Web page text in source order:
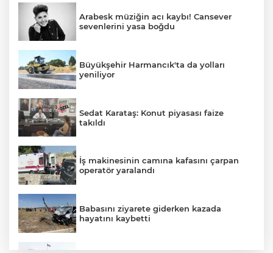
Arabesk müziğin acı kaybı! Cansever
sevenlerini yasa boğdu
Büyükşehir Harmancık'ta da yolları
yeniliyor
Sedat Karataş: Konut piyasası faize
takıldı
İş makinesinin camına kafasını çarpan
operatör yaralandı
Babasını ziyarete giderken kazada
hayatını kaybetti